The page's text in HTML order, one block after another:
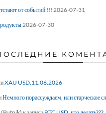
от событий !!!2026-07-31
2026-07-30
XAU USD,11.06.2026
Немного порассуждаем, или старческое